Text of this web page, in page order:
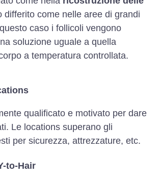
differito come nelle aree di grandi
caso i follicoli vengono
soluzione uguale a quella
a temperatura controllata.
qualificato e motivato per dare
Le locations superano gli
per sicurezza, attrezzature, etc.
to-Hair